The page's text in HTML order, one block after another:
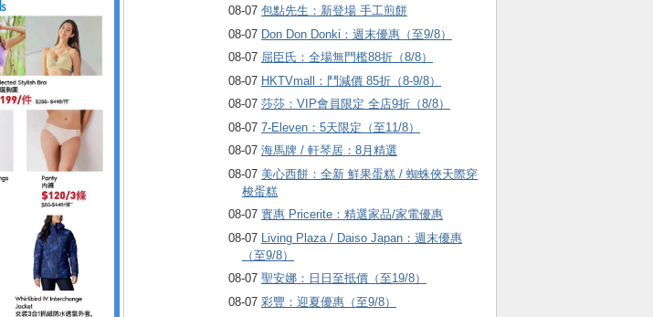
08-07 包點先生：新登場 手工煎餅
08-07 Don Don Donki：週末優惠（至9/8）
08-07 屈臣氏：全場無門檻88折（8/8）
08-07 HKTVmall ：鬥減價 85折（8-9/8）
08-07 莎莎：VIP會員限定 全店9折（8/8）
08-07 7-Eleven：5天限定（至11/8）
08-07 海馬牌 / 軒琴居：8月精選
08-07 美心西餅：全新 鮮果蛋糕 / 蜘蛛俠天際穿
梭蛋糕
08-07 實惠 Pricerite：精選家品/家電優惠
08-07
Living Plaza / Daiso Japan：週末優惠
（至9/8）
08-07 聖安娜：日日至抵價（至19/8）
08-07 彩豐：迎夏優惠（至9/8）